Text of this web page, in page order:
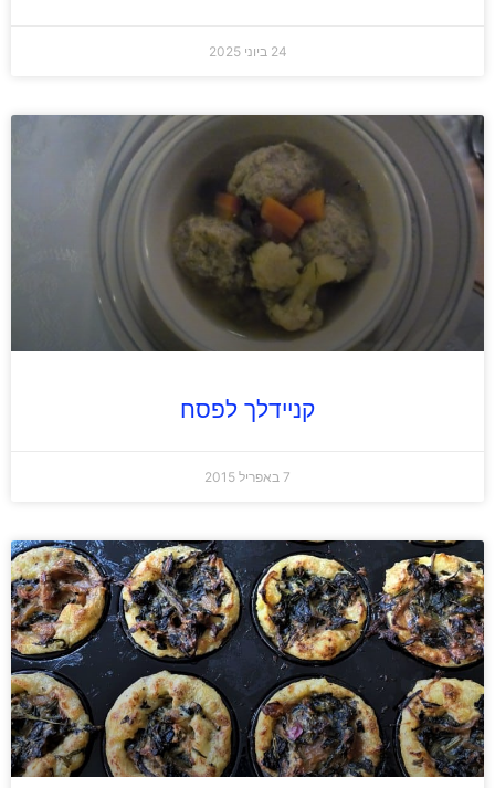
24 ביוני 2025
קניידלך לפסח
7 באפריל 2015